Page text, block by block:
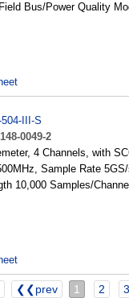
Bus/Power Quality
III-S
0049-2
4 Channels, with
Sample Rate
10,000 Samples/
❮❮prev 1 2 3